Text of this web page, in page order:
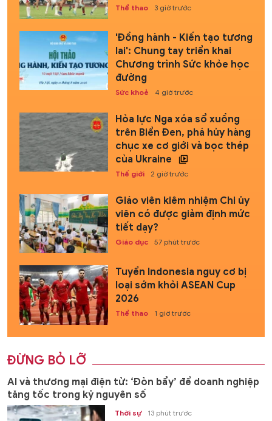
Thể thao 3 giờ trước
'Đồng hành - Kiến tạo tương
lai': Chung tay triển khai
Chương trình Sức khỏe học
đường
Sức khoẻ 4 giờ trước
Hỏa lực Nga xóa sổ xuồng
trên Biển Đen, phá hủy hàng
chục xe cơ giới và bọc thép
của Ukraine
Thế giới 2 giờ trước
Giáo viên kiêm nhiệm Chi ủy
viên có được giảm định mức
tiết dạy?
Giáo dục 57 phút trước
Tuyển Indonesia nguy cơ bị
loại sớm khỏi ASEAN Cup
2026
Thể thao 1 giờ trước
ĐỪNG BỎ LỠ
AI và thương mại điện tử: ‘Đòn bẩy’ để doanh nghiệp
tăng tốc trong kỷ nguyên số
Thời sự 13 phút trước